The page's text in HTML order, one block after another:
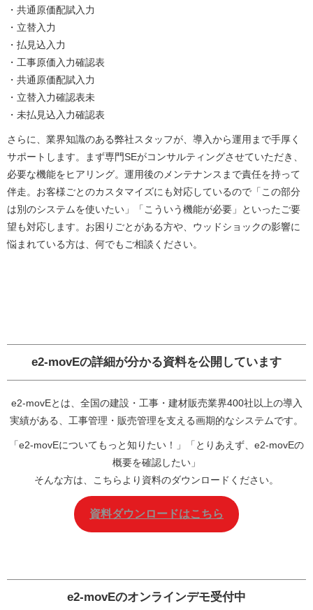
・共通原価配賦入力
・立替入力
・払見込入力
・工事原価入力確認表
・共通原価配賦入力
・立替入力確認表未
・未払見込入力確認表
さらに、業界知識のある弊社スタッフが、導入から運用まで手厚く
サポートします。まず専門SEがコンサルティングさせていただき、
必要な機能をヒアリング。運用後のメンテナンスまで責任を持って
伴走。お客様ごとのカスタマイズにも対応しているので「この部分
は別のシステムを使いたい」「こういう機能が必要」といったご要
望も対応します。お困りごとがある方や、ウッドショックの影響に
悩まれている方は、何でもご相談ください。
e2-movEの詳細が分かる資料を公開しています
e2-movEとは、全国の建設・工事・建材販売業界400社以上の導入
実績がある、工事管理・販売管理を支える画期的なシステムです。
「e2-movEについてもっと知りたい！」「とりあえず、e2-movEの
概要を確認したい」
そんな方は、こちらより資料のダウンロードください。
資料ダウンロードはこちら
e2-movEのオンラインデモ受付中